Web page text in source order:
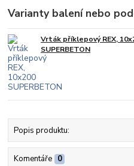
Varianty balení nebo
Vrták příklepový REX,
SUPERBETON
Popis produktu:
Komentáře 0